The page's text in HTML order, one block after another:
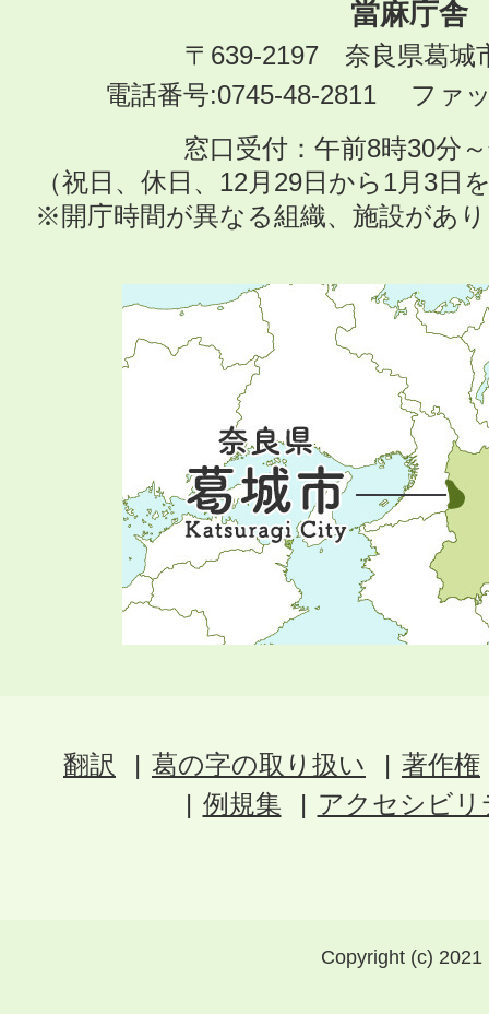
當麻庁舎
〒639-2197 奈良県葛城
電話番号:0745-48-2811 ファ
窓口受付：午前8時30分
（祝日、休日、12月29日から1月3日
※開庁時間が異なる組織、施設があ
翻訳 葛の字の取り扱い
著作権
例規集
アクセシビ
Copyright (c)